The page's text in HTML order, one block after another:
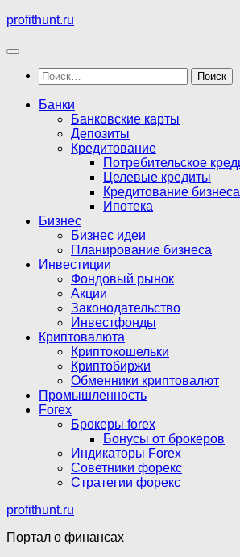
Перейти
содержимому
profithunt.ru
Найти:
Банки
Банковские карты
Депозиты
Кредитование
Потребительское
Целевые кредиты
Кредитование бизнеса
Ипотека
Бизнес
Бизнес идеи
Планирование бизнеса
Инвестиции
Фондовый рынок
Акции
Законодательство
Инвестфонды
Криптовалюта
Криптокошельки
Криптобиржи
Обменники криптовалют
Промышленность
Forex
Брокеры forex
Бонусы от брокеров
Индикаторы Forex
Советники форекс
Стратегии форекс
profithunt.ru
Портал о финансах